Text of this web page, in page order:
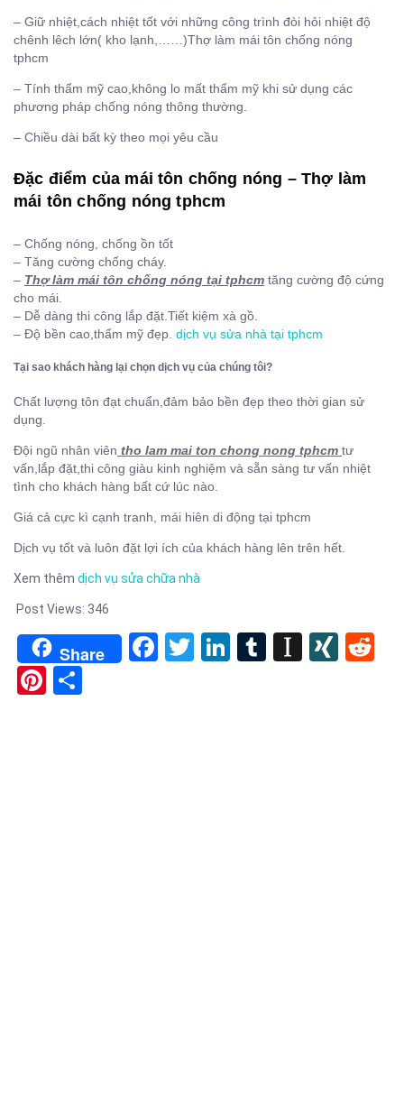
– Giữ nhiệt,cách nhiệt tốt với những công trình đòi hỏi nhiệt độ
chênh lêch lớn( kho lạnh,……)Thợ làm mái tôn chống nóng
tphcm
– Tính thẩm mỹ cao,không lo mất thẩm mỹ khi sử dụng các
phương pháp chống nóng thông thường.
– Chiều dài bất kỳ theo mọi yêu cầu
Đặc điểm của mái tôn chống nóng – Thợ làm
mái tôn chống nóng tphcm
– Chống nóng, chống ồn tốt
– Tăng cường chống cháy.
– Thợ làm mái tôn chống nóng tại tphcm tăng cường độ cứng
cho mái.
– Dễ dàng thi công lắp đặt.Tiết kiệm xà gồ.
– Độ bền cao,thẩm mỹ đẹp. dịch vụ sửa nhà tại tphcm
Tại sao khách hàng lại chọn dịch vụ của chúng tôi?
Chất lượng tôn đạt chuẩn,đảm bảo bền đẹp theo thời gian sử
dụng.
Đội ngũ nhân viên tho lam mai ton chong nong tphcm tư
vấn,lắp đặt,thi công giàu kinh nghiệm và sẵn sàng tư vấn nhiệt
tình cho khách hàng bất cứ lúc nào.
Giá cả cực kì cạnh tranh, mái hiên di động tại tphcm
Dịch vụ tốt và luôn đặt lợi ích của khách hàng lên trên hết.
Xem thêm dịch vụ sửa chữa nhà
Post Views: 346
Share Facebook
TwitterLinkedIn
Tumblr
Pinterest